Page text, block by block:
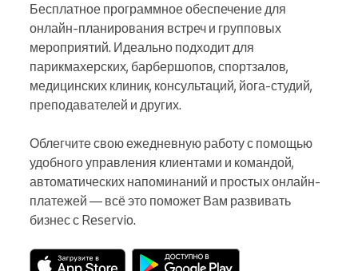
Бесплатное программное обеспечение для
онлайн-планирования встреч и групповых
мероприятий. Идеально подходит для
парикмахерских, барбершопов, спортзалов,
медицинских клиник, консультаций, йога-студий,
преподавателей и других.
Облегчите свою ежедневную работу с помощью
удобного управления клиентами и командой,
автоматических напоминаний и простых онлайн-
платежей — всё это поможет Вам развивать
бизнес с Reservio.